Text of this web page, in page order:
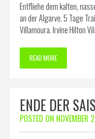
Entfliehe dem kalten,
an der Algarve. 5 Tage
Villamoura. Irvine Hilton
READ MORE
ENDE DER
POSTED ON NOVEMBER